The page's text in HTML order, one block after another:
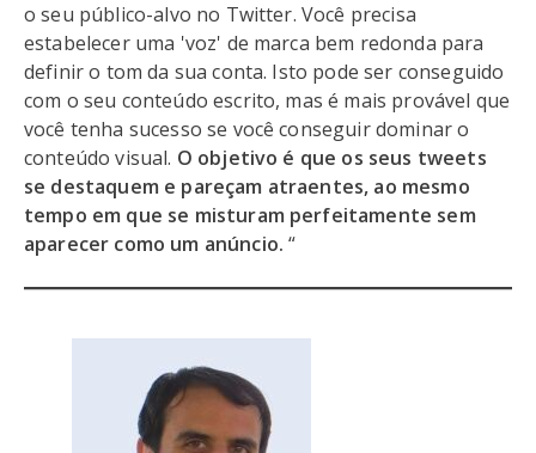
o seu público-alvo no Twitter. Você precisa
estabelecer uma 'voz' de marca bem redonda para
definir o tom da sua conta. Isto pode ser conseguido
com o seu conteúdo escrito, mas é mais provável que
você tenha sucesso se você conseguir dominar o
conteúdo visual. O objetivo é que os seus tweets
se destaquem e pareçam atraentes, ao mesmo
tempo em que se misturam perfeitamente sem
aparecer como um anúncio. “